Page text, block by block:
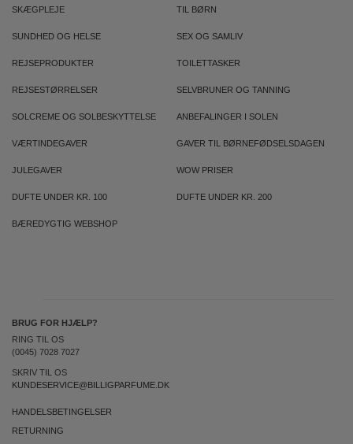
SKÆGPLEJE TIL BØRN
SUNDHED OG HELSE SEX OG SAMLIV
REJSEPRODUKTER TOILETTASKER
REJSESTØRRELSER SELVBRUNER OG TANNING
SOLCREME OG SOLBESKYTTELSE ANBEFALINGER I SOLEN
VÆRTINDEGAVER GAVER TIL BØRNEFØDSELSDAGEN
JULEGAVER WOW PRISER
DUFTE UNDER KR. 100 DUFTE UNDER KR. 200
BÆREDYGTIG WEBSHOP
BRUG FOR HJÆLP?
RING TIL OS
(0045) 7028 7027
SKRIV TIL OS
KUNDESERVICE@BILLIGPARFUME.DK
HANDELSBETINGELSER
RETURNING